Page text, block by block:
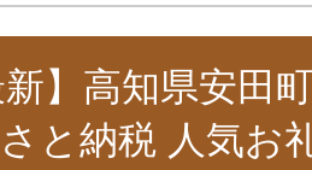
新】高知県安田
と納税 人気お